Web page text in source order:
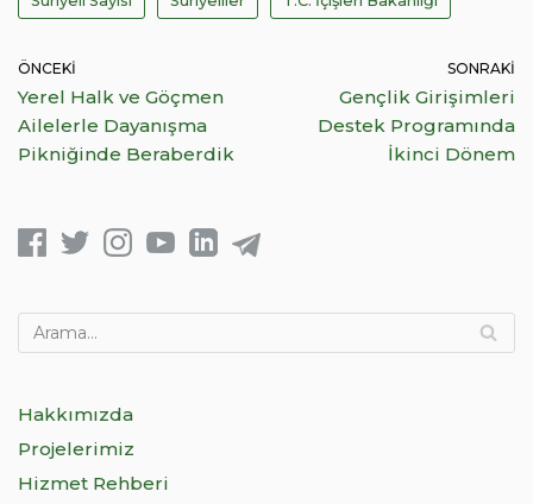
ÖNCEKI
Yerel Halk ve Göçmen
Ailelerle Dayanışma
Pikniğinde Beraberdik
SONRAKI
Gençlik Girişimleri
Destek Programında
İkinci Dönem
Hakkımızda
Projelerimiz
Hizmet Rehberi